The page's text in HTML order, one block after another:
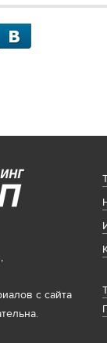
с сайта